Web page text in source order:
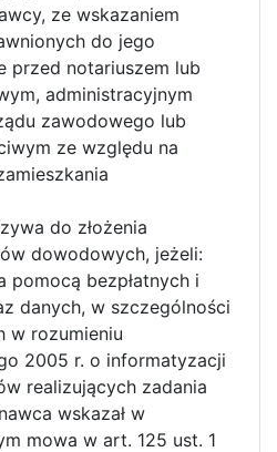
ze wskazaniem
do jego
przed notariuszem lub
administracyjnym
zawodowego lub
ze względu na
do złożenia
dowodowych, jeżeli:
pomocą bezpłatnych i
danych, w szczególności
w rozumieniu
2005 r. o informatyzacji
realizujących zadania
wskazał w
mowa w art. 125 ust. 1